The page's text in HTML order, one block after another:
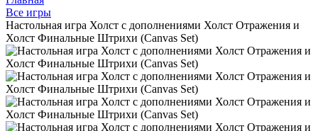
Все игры
Настольная игра Холст с дополнениями Холст Отражения и
Холст Финальные Штрихи (Canvas Set)